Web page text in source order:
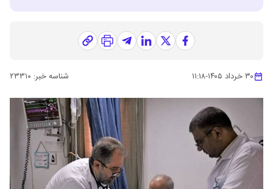
۳۰ خرداد ۱۴۰۵ -۱۱:۱۸ شناسه خبر: ۲۳۳۱۰